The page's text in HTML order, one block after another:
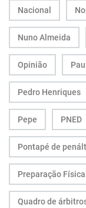
Nacional
Nuno Almeida
Opinião
Pedro Henriques
Pepe PNED
Pontapé de
Preparação Física
Quadro de